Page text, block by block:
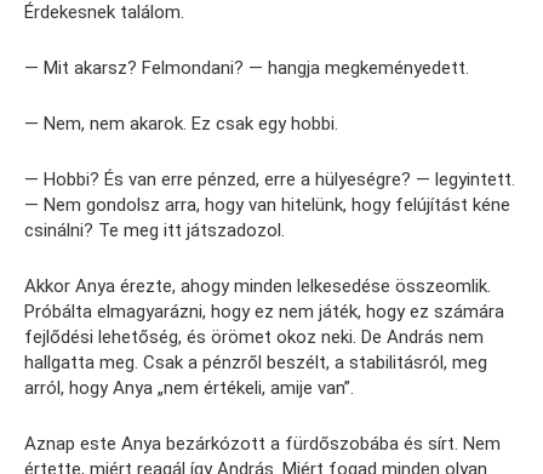
Érdekesnek találom.
— Mit akarsz? Felmondani? — hangja megkeményedett.
— Nem, nem akarok. Ez csak egy hobbi.
— Hobbi? És van erre pénzed, erre a hülyeségre? — legyintett.
— Nem gondolsz arra, hogy van hitelünk, hogy felújítást kéne
csinálni? Te meg itt játszadozol.
Akkor Anya érezte, ahogy minden lelkesedése összeomlik.
Próbálta elmagyarázni, hogy ez nem játék, hogy ez számára
fejlődési lehetőség, és örömet okoz neki. De András nem
hallgatta meg. Csak a pénzről beszélt, a stabilitásról, meg
arról, hogy Anya „nem értékeli, amije van”.
Aznap este Anya bezárkózott a fürdőszobába és sírt. Nem
értette, miért reagál így András. Miért fogad minden olyan